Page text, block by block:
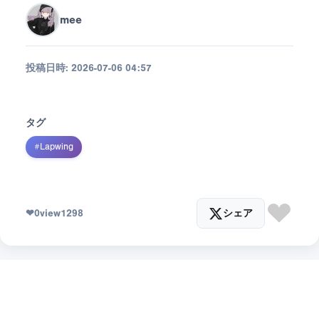
mee
投稿日時: 2026-07-06 04:57
タグ
# Lapwing
❤0view1298 シェア